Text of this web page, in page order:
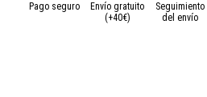
Pago seguro
Envío gratuito
(+40€)
Seguimiento
del envío